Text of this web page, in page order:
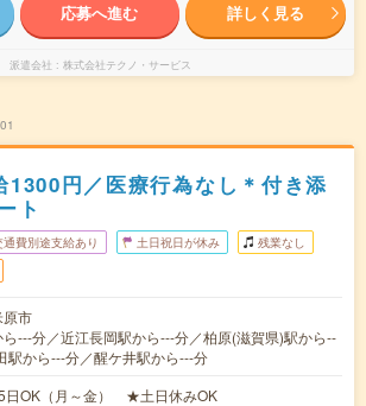
応募へ進む 詳しく見る
派遣会社 株式会社テクノ・サービス
1300円／医療行為なし＊付き添
ト
通費別途支給あり 土日祝日が休み 残業なし
原市
---分／近江長岡駅から---分／柏原(滋賀県)駅から--
駅から---分／醒ケ井駅から---分
日OK（月～金） ★土日休みOK